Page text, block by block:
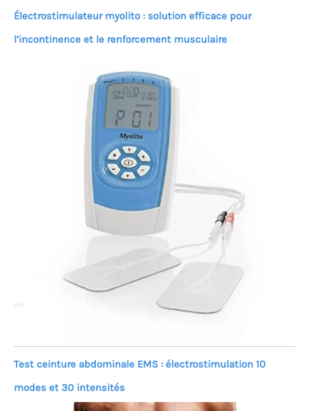
Électrostimulateur myolito : solution efficace pour
l’incontinence et le renforcement musculaire
Test ceinture abdominale EMS : électrostimulation 10
modes et 30 intensités